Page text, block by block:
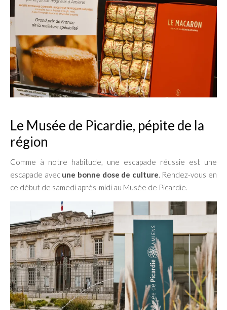
Le Musée de Picardie, pépite de la
région
Comme à notre habitude, une escapade réussie est une
escapade avec une bonne dose de culture. Rendez-vous en
ce début de samedi après-midi au Musée de Picardie.